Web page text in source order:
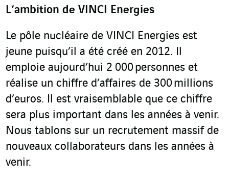
L’ambition de VINCI Energies
Le pôle nucléaire de VINCI Energies est
jeune puisqu’il a été créé en 2012. Il
emploie aujourd’hui 2 000 personnes et
réalise un chiffre d’affaires de 300 millions
d’euros. Il est vraisemblable que ce chiffre
sera plus important dans les années à venir.
Nous tablons sur un recrutement massif de
nouveaux collaborateurs dans les années à
venir.